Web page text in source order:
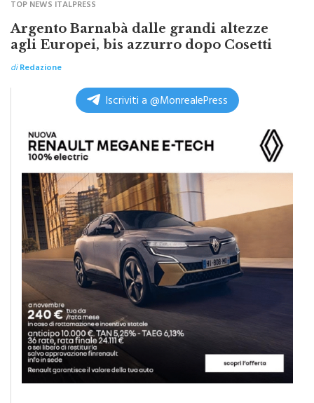
TOP NEWS ITALPRESS
Argento Barnabà dalle grandi altezze
agli Europei, bis azzurro dopo Cosetti
di